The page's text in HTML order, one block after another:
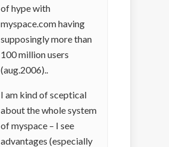
of hype with
myspace.com having
supposingly more than
100 million users
(aug.2006)..
I am kind of sceptical
about the whole system
of myspace – I see
advantages (especially